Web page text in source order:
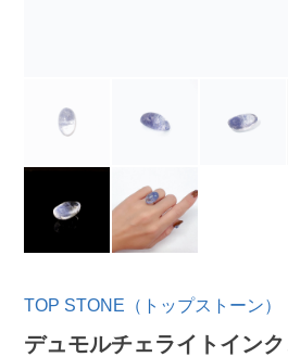
TOP STONE（トップストーン）
デュモルチェライトイン